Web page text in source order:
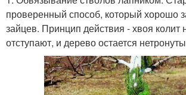
проверенный способ, который хорошо
зайцев. Принцип действия - хвоя колит
отступают, и дерево остается